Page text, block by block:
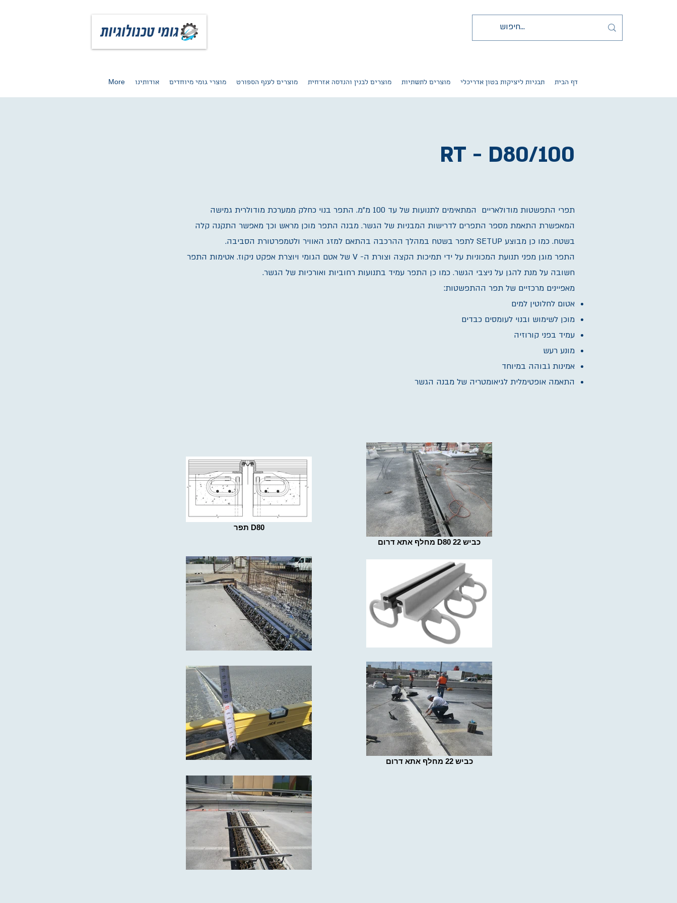
דף הבית תבניות ליציקות בטון אדריכלי מוצרים לתשתיות מוצרים לבנין והנדסה אזרחית מוצרים לענף הספורט מוצרי גומי מיוחדים אודותינו More
RT - D80/100
תפרי התפשטות מודולאריים המתאימים לתנועות של עד 100 מ"מ. התפר בנוי כחלק ממערכת מודולרית גמישה
המאפשרת התאמת מספר התפרים לדרישות המבניות של הגשר. מבנה התפר מוכן מראש וכך מאפשר התקנה קלה
בשטח. כמו כן מבוצע SETUP לתפר בשטח במהלך ההרכבה בהתאם למזג האוויר ולטמפרטורת הסביבה.
התפר מוגן מפני תנועת המכוניות על ידי תמיכות הקצה וצורת ה- V של אטם הגומי ויוצרת אפקט ניקוז. אטימות התפר
חשובה על מנת להגן על ניצבי הגשר. כמו כן התפר עמיד בתנועות רחוביות ואורכיות של הגשר.
מאפיינים מרכזיים של תפר ההתפשטות:
אטום לחלוטין למים
מוכן לשימוש ובנוי לעומסים כבדים
עמיד בפני קורוזיה
מונע רעש
אמינות גבוהה במיוחד
התאמה אופטימלית לגיאומטריה של מבנה הגשר
תפר D80
מחלף אתא דרום D80 כביש 22
כביש 22 מחלף אתא דרום